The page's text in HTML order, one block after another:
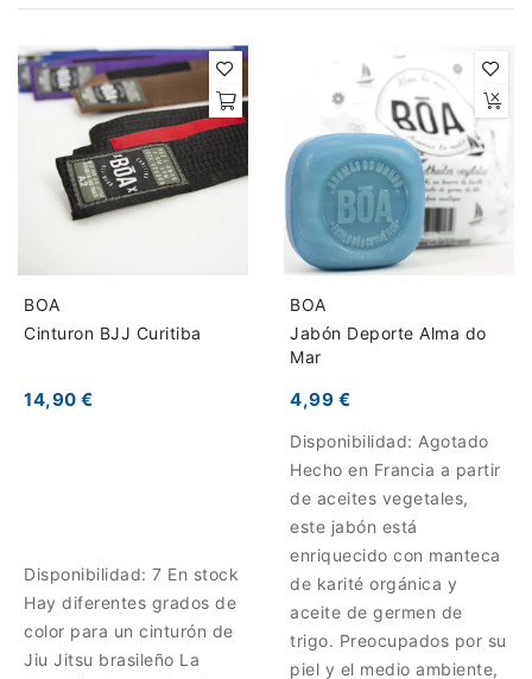
BOA
Cinturon BJJ Curitiba
14,90 €
Disponibilidad: 7 En stock
Hay diferentes grados de
color para un cinturón de
Jiu Jitsu brasileño La
BOA
Jabón Deporte Alma do
Mar
4,99 €
Disponibilidad: Agotado
Hecho en Francia a partir
de aceites vegetales,
este jabón está
enriquecido con manteca
de karité orgánica y
aceite de germen de
trigo. Preocupados por su
piel y el medio ambiente,